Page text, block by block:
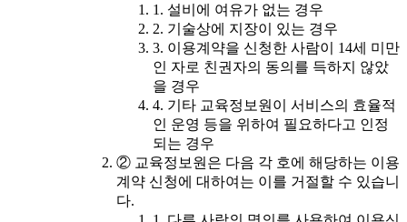
1. 설비에 여유가 없는 경우
2. 기술상에 지장이 있는 경우
3. 이용계약을 신청한 사람이 14세 미만
인 자로 친권자의 동의를 득하지 않았
을 경우
4. 기타 교육정보원이 서비스의 효율적
인 운영 등을 위하여 필요하다고 인정
되는 경우
② 교육정보원은 다음 각 호에 해당하는 이용
계약 신청에 대하여는 이를 거절할 수 있습니
다.